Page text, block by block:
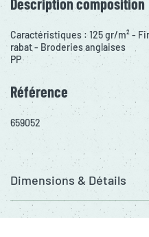
Caractéristiques : 125 gr/m² -
rabat - Broderies anglaises
PP
Référence
659052
Dimensions & Détails